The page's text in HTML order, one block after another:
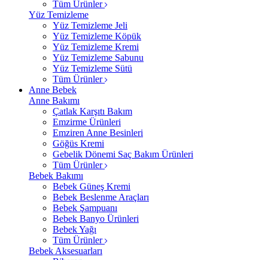
Tüm Ürünler
Yüz Temizleme
Yüz Temizleme Jeli
Yüz Temizleme Köpük
Yüz Temizleme Kremi
Yüz Temizleme Sabunu
Yüz Temizleme Sütü
Tüm Ürünler
Anne Bebek
Anne Bakımı
Çatlak Karşıtı Bakım
Emzirme Ürünleri
Emziren Anne Besinleri
Göğüs Kremi
Gebelik Dönemi Saç Bakım Ürünleri
Tüm Ürünler
Bebek Bakımı
Bebek Güneş Kremi
Bebek Beslenme Araçları
Bebek Şampuanı
Bebek Banyo Ürünleri
Bebek Yağı
Tüm Ürünler
Bebek Aksesuarları